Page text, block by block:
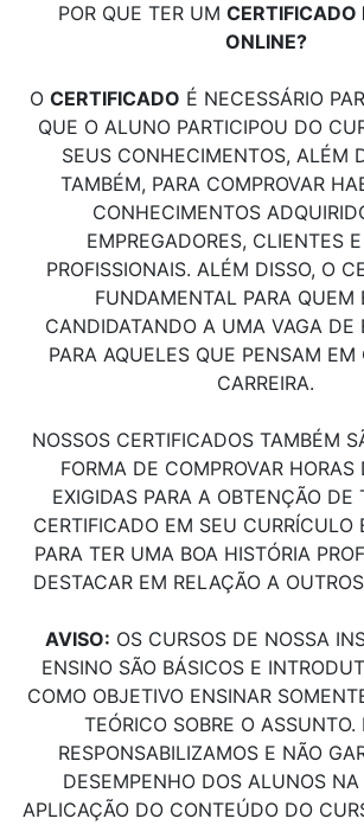
POR QUE TER UM CERTIFICADO
ONLINE?
O CERTIFICADO É NECESSÁRIO
QUE O ALUNO PARTICIPOU DO
SEUS CONHECIMENTOS, ALÉM
TAMBÉM, PARA COMPROVAR
CONHECIMENTOS
EMPREGADORES, CLIENTES
PROFISSIONAIS. ALÉM DISSO, O
FUNDAMENTAL PARA QUEM
CANDIDATANDO A UMA VAGA DE
PARA AQUELES QUE PENSAM EM
CARREIRA.
NOSSOS CERTIFICADOS TAMBÉM
FORMA DE COMPROVAR HORAS
EXIGIDAS PARA A OBTENÇÃO DE
CERTIFICADO EM SEU CURRÍCULO
PARA TER UMA BOA HISTÓRIA
DESTACAR EM RELAÇÃO A
AVISO: OS CURSOS DE NOSSA
ENSINO SÃO BÁSICOS E
COMO OBJETIVO ENSINAR
TEÓRICO SOBRE O ASSUNTO.
RESPONSABILIZAMOS E NÃO
DESEMPENHO DOS ALUNOS
APLICAÇÃO DO CONTEÚDO DO